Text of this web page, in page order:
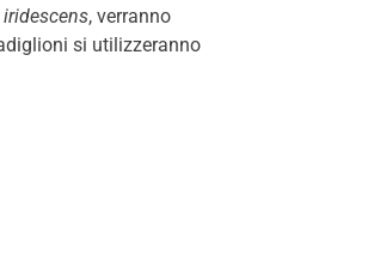
, verranno
si utilizzeranno